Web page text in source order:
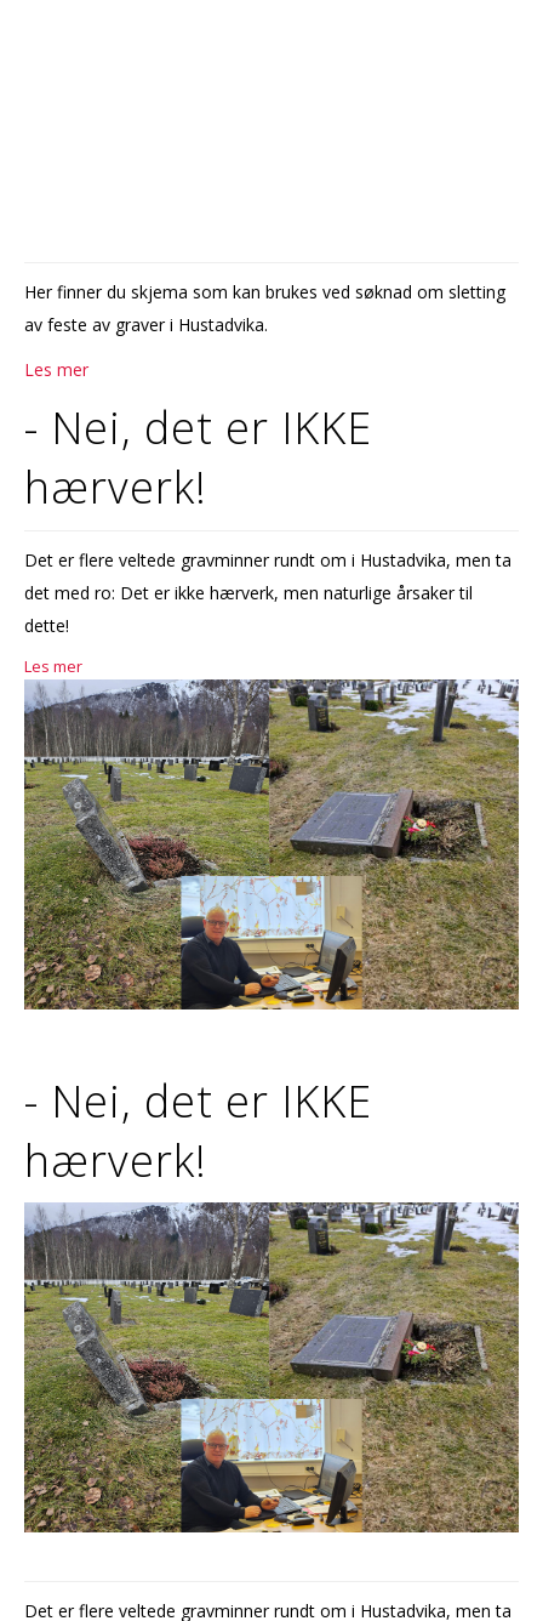
Her finner du skjema som kan brukes ved søknad om sletting
av feste av graver i Hustadvika.
Les mer
- Nei, det er IKKE
hærverk!
Det er flere veltede gravminner rundt om i Hustadvika, men ta
det med ro: Det er ikke hærverk, men naturlige årsaker til
dette!
Les mer
- Nei, det er IKKE
hærverk!
Det er flere veltede gravminner rundt om i Hustadvika, men ta